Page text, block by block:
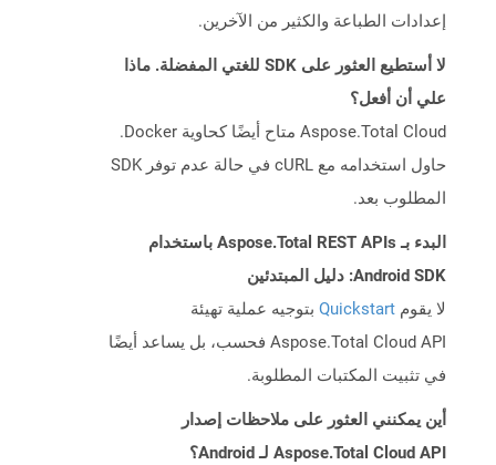
إعدادات الطباعة والكثير من الآخرين.
لا أستطيع العثور على SDK للغتي المفضلة. ماذا
علي أن أفعل؟
Aspose.Total Cloud متاح أيضًا كحاوية Docker.
حاول استخدامه مع cURL في حالة عدم توفر SDK
المطلوب بعد.
البدء بـ Aspose.Total REST APIs باستخدام
Android SDK: دليل المبتدئين
لا يقوم Quickstart بتوجيه عملية تهيئة
Aspose.Total Cloud API فحسب، بل يساعد أيضًا
في تثبيت المكتبات المطلوبة.
أين يمكنني العثور على ملاحظات إصدار
Aspose.Total Cloud API لـ Android؟